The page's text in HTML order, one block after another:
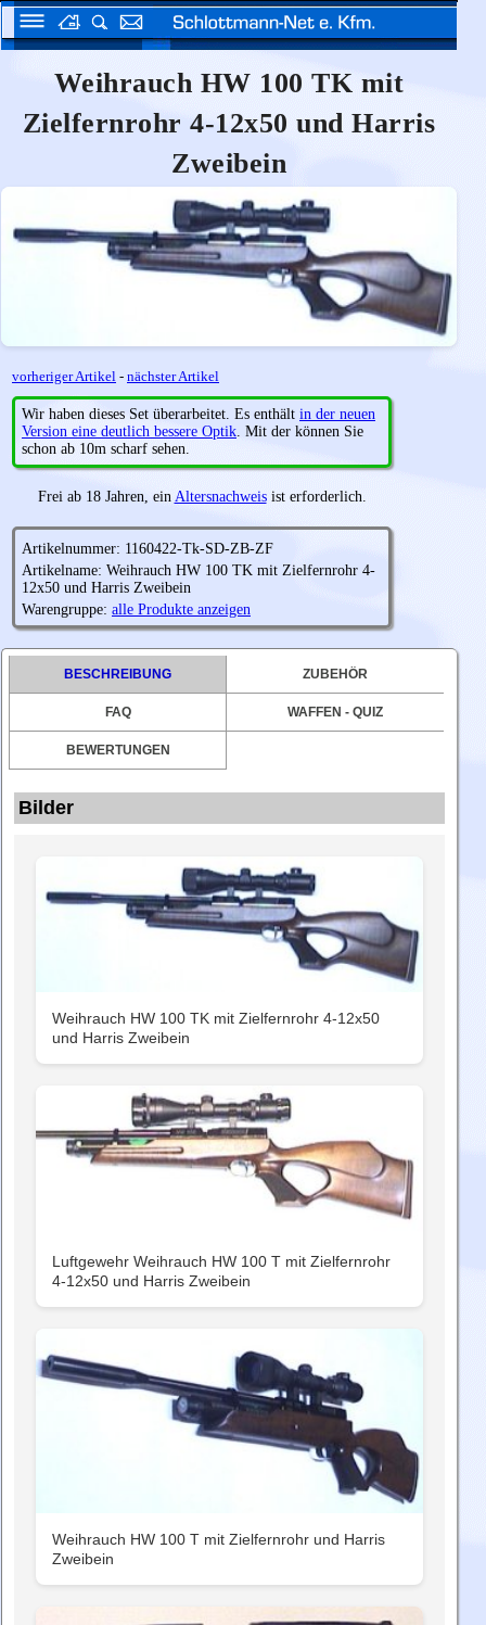
Weihrauch HW 100 TK mit
Zielfernrohr 4-12x50 und Harris
Zweibein
vorheriger Artikel - nächster Artikel
Wir haben dieses Set überarbeitet. Es enthält in der neuen
Version eine deutlich bessere Optik. Mit der können Sie
schon ab 10m scharf sehen.
Frei ab 18 Jahren, ein Altersnachweisist erforderlich.
Artikelnummer: 1160422-Tk-SD-ZB-ZF
Artikelname: Weihrauch HW 100 TK mit Zielfernrohr 4-
12x50 und Harris Zweibein
Warengruppe: alle Produkte anzeigen
BESCHREIBUNG ZUBEHÖR
FAQ WAFFEN - QUIZ
BEWERTUNGEN
Bilder
Weihrauch HW 100 TK mit Zielfernrohr 4-12x50
und Harris Zweibein
Luftgewehr Weihrauch HW 100 T mit Zielfernrohr
4-12x50 und Harris Zweibein
Weihrauch HW 100 T mit Zielfernrohr und Harris
Zweibein